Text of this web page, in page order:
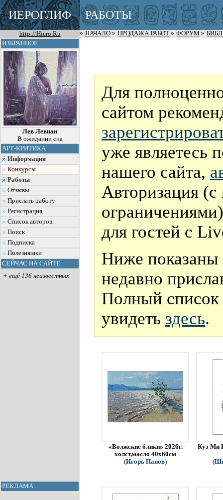
ИЕРОГЛИФ РАБОТЫ
http://Hiero.Ru НАЧАЛО ПРОДАЖА РАБОТ ФОРУМ
ИЗБРАННОЕ
Лев Левиан
В ожидании сна
АРТ-КРИТИКА
Информация
Конкурсы
Работы
Отзывы
Прислать работу
Регистрация
Список авторов
Поиск
Подписка
Полезняшки
СЕЙЧАС НА САЙТЕ
+ ещё 136 неизвестных
РЕКЛАМА
Для
сайтом
уже являетесь
нашего сайта,
Авторизация
для гостей с
Ниже показаны
недавно
Полный
увидеть здесь.
«Волжские блики» 2026г.
холст,масло 40х60см
(Игорь Панов)
Куэ Ми
(